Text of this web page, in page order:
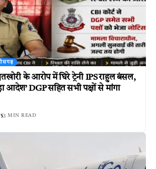
के आरोप में घिरे ट्रेनी IPS राहुल बंसल,
आदेश’ DGP सहित सभी पक्षों से मांगा
3 MIN READ